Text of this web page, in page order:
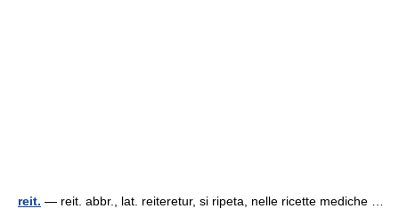
reit. — reit. abbr., lat. reiteretur, si ripeta, nelle ricette mediche …